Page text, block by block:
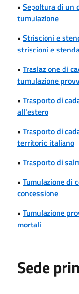
• Sepoltura di un
tumulazione
• Striscioni e
striscioni e
• Traslazione di
tumulazione
• Trasporto di
all'estero
• Trasporto di
territorio italiano
• Trasporto di
• Tumulazione di
concessione
• Tumulazione
mortali
Sede